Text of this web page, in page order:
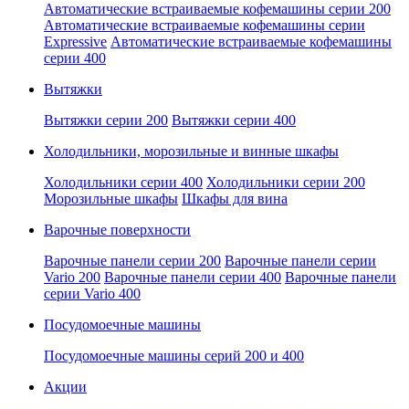
Автоматические встраиваемые кофемашины серии 200
Автоматические встраиваемые кофемашины серии
Expressive Автоматические встраиваемые кофемашины
серии 400
Вытяжки
Вытяжки серии 200 Вытяжки серии 400
Холодильники, морозильные и винные шкафы
Холодильники серии 400 Холодильники серии 200
Морозильные шкафы Шкафы для вина
Варочные поверхности
Варочные панели серии 200 Варочные панели серии
Vario 200 Варочные панели серии 400 Варочные панели
серии Vario 400
Посудомоечные машины
Посудомоечные машины серий 200 и 400
Акции